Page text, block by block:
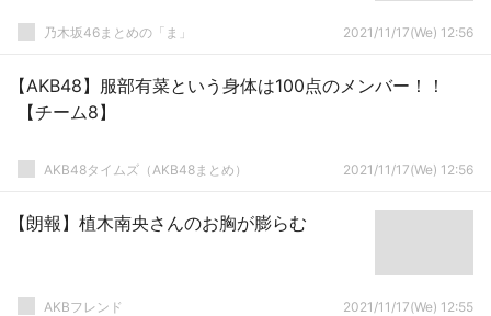
乃木坂46まとめの「ま」 2021/11/17(We) 12:56
【AKB48】服部有菜という身体は100点のメンバー！！
【チーム8】
AKB48タイムズ（AKB48まとめ） 2021/11/17(We) 12:56
【朗報】植木南央さんのお胸が膨らむ
AKBフレンド 2021/11/17(We) 12:55